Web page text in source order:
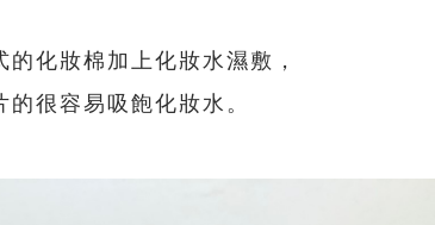
化妝棉加上化妝水濕敷，
很容易吸飽化妝水。